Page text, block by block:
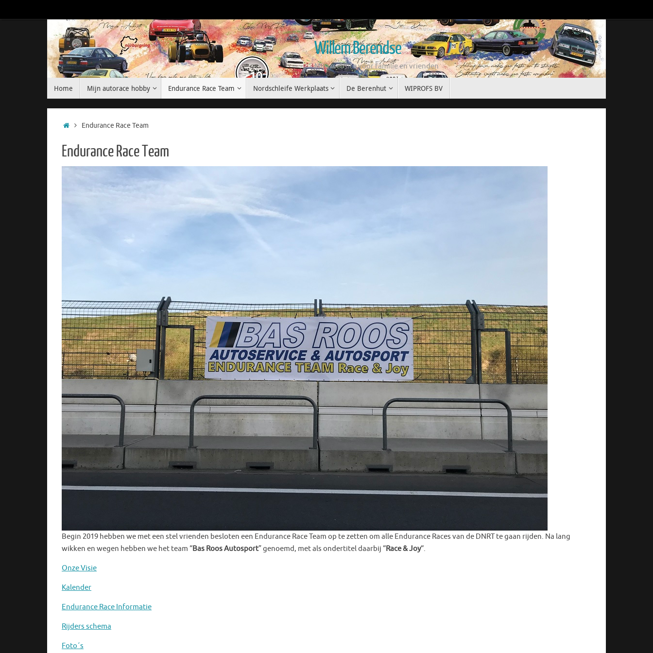
to
Willem Berendse
Mijn website voor familie en vrienden
Home Mijn autorace hobby Endurance Race Team Nordschleife Werkplaats De Berenhut WIPROFS BV
HomeEndurance Race Team
Endurance Race Team
Begin 2019 hebben we met een stel vrienden besloten een Endurance Race Team op te zetten om alle Endurance Races van de DNRT te gaan rijden. Na lang
wikken en wegen hebben we het team “Bas Roos Autosport” genoemd, met als ondertitel daarbij “Race & Joy“.
Onze Visie
Kalender
Endurance Race Informatie
Rijders schema
Foto´s